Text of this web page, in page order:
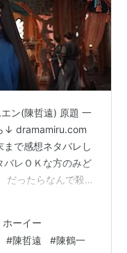
ン(陳哲遠) 原題 一
↓ dramamiru.com
で感想ネタバレし
バレＯＫな方のみど
だったらなんで殺し
ドラマでは現皇后
しい母親みたいに
死な時点でお察
ーイー
#陳哲遠 #陳鶴一